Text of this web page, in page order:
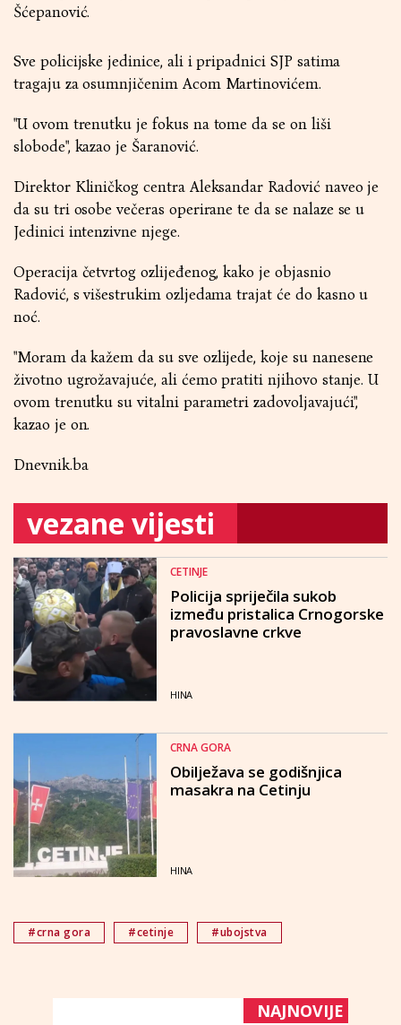
Šćepanović.
Sve policijske jedinice, ali i pripadnici SJP satima
tragaju za osumnjičenim Acom Martinovićem.
"U ovom trenutku je fokus na tome da se on liši
slobode", kazao je Šaranović.
Direktor Kliničkog centra Aleksandar Radović naveo je
da su tri osobe večeras operirane te da se nalaze se u
Jedinici intenzivne njege.
Operacija četvrtog ozlijeđenog, kako je objasnio
Radović, s višestrukim ozljedama trajat će do kasno u
noć.
"Moram da kažem da su sve ozlijede, koje su nanesene
životno ugrožavajuće, ali ćemo pratiti njihovo stanje. U
ovom trenutku su vitalni parametri zadovoljavajući",
kazao je on.
Dnevnik.ba
vezane vijesti
CETINJE
Policija spriječila sukob
između pristalica Crnogorske
pravoslavne crkve
HINA
CRNA GORA
Obilježava se godišnjica
masakra na Cetinju
HINA
#crna gora #cetinje #ubojstva
NAJNOVIJE